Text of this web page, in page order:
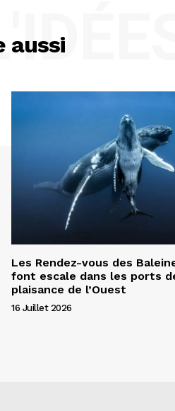
aussi
Les Rendez-vous des
font escale dans les ports
plaisance de l’Ouest
16 Juillet 2026